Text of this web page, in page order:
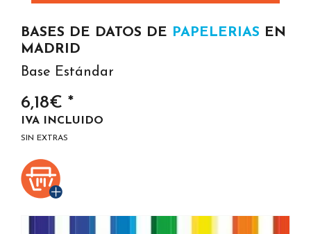
BASES DE DATOS DE PAPELERIAS EN
MADRID
Base Estándar
6,18€ *
IVA INCLUIDO
SIN EXTRAS